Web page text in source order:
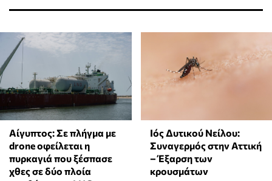
Αίγυπτος: Σε πλήγμα με
drone οφείλεται η
πυρκαγιά που ξέσπασε
χθες σε δύο πλοία
Ιός Δυτικού Νείλου:
Συναγερμός στην Αττική
– Έξαρση των
κρουσμάτων